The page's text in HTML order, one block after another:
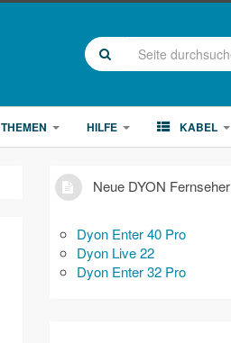
THEMEN HILFE KABEL
Neue DYON Fernseher
Dyon Enter 40 Pro
Dyon Live 22
Dyon Enter 32 Pro